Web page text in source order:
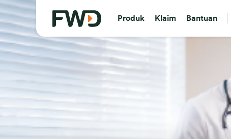
Produk Klaim Bantuan